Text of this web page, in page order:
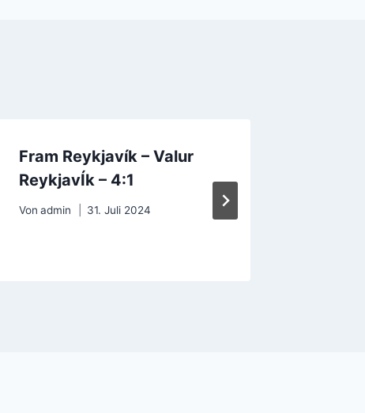
Fram Reykjavík – Valur
ReykjavÍk – 4:1
Von admin 31. Juli 2024